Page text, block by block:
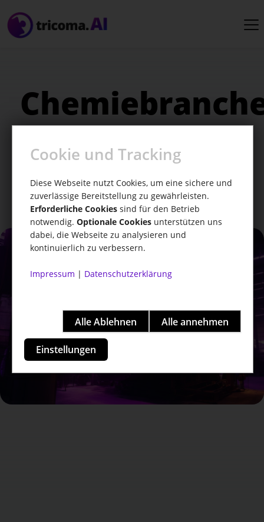
vorantreibt! Hol dir jetzt die neuesten
Cookie und Tracking
Diese Webseite nutzt Cookies, um eine sichere und
zuverlässige Bereitstellung zu gewährleisten.
Erforderliche Cookies sind für den Betrieb
notwendig. Optionale Cookies unterstützen uns
dabei, die Webseite zu analysieren und
kontinuierlich zu verbessern.
Impressum | Datenschutzerklärung
Einstellungen